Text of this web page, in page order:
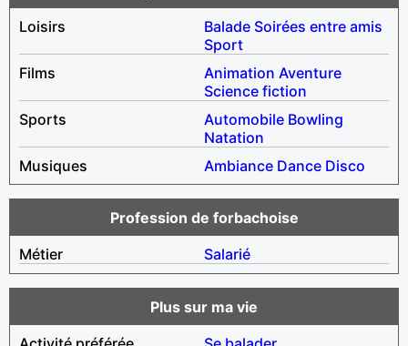
Loisirs
Balade Soirées entre amis
Sport
Films
Animation Aventure
Science fiction
Sports
Automobile Bowling
Natation
Musiques
Ambiance Dance Disco
Profession de forbachoise
Métier
Salarié
Plus sur ma vie